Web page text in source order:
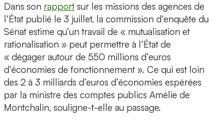
Dans son rapport sur les missions des agences de
l’État publié le 3 juillet, la commission d’enquête du
Sénat estime qu’un travail de « mutualisation et
rationalisation » peut permettre à l’État de
« dégager autour de 550 millions d’euros
d’économies de fonctionnement ». Ce qui est loin
des 2 à 3 milliards d’euros d’économies espérées
par la ministre des comptes publics Amélie de
Montchalin, souligne-t-elle au passage.